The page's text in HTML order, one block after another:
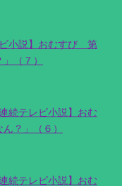
小説】おむすび 第
（７）
続テレビ小説】おむ
？」（６）
続テレビ小説】おむ